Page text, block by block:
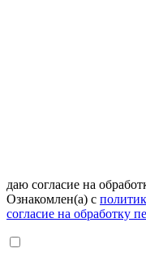
даю согласие на
Ознакомлен(а) с
согласие на обработку